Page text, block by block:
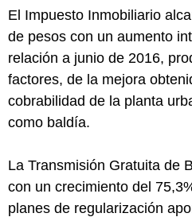
El Impuesto Inmobiliario
de pesos con un aumento
relación a junio de 2016,
factores, de la mejora
cobrabilidad de la planta
como baldía.
La Transmisión Gratuita de
con un crecimiento del
planes de regularización